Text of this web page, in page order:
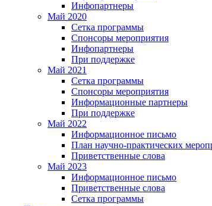
Инфопартнеры
Май 2020
Сетка программы
Спонсоры мероприятия
Инфопартнеры
При поддержке
Май 2021
Сетка программы
Спонсоры мероприятия
Информационные партнеры
При поддержке
Май 2022
Информационное письмо
План научно-практических
Приветственные слова
Май 2023
Информационное письмо
Приветственные слова
Сетка программы